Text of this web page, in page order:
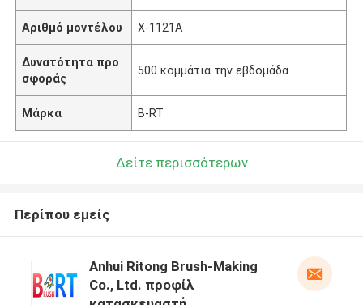
Αριθμό μοντέλου Χ-1121Α
Δυνατότητα προ
σφοράς
500 κομμάτια την εβδομάδα
Μάρκα B-RT
Δείτε περισσότερων
Περίπου εμείς
Anhui Ritong Brush-Making
Co., Ltd. προφίλ